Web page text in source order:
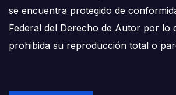
se encuentra protegido de
Federal del Derecho de Autor por lo
prohibida su reproducción total o